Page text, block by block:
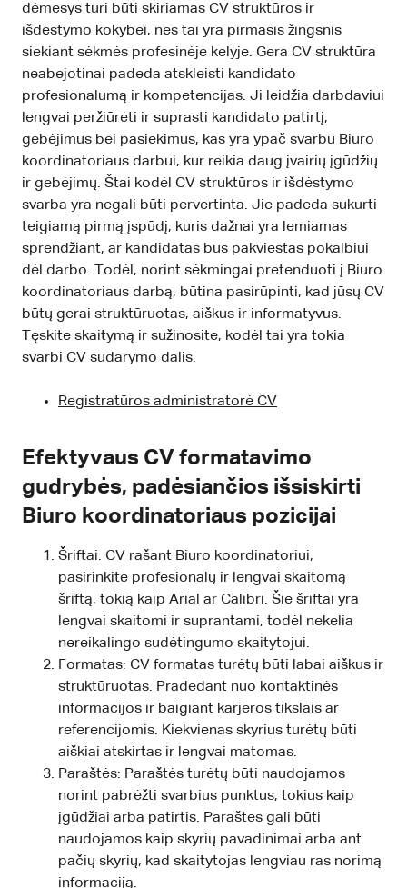
dėmesys turi būti skiriamas CV struktūros ir
išdėstymo kokybei, nes tai yra pirmasis žingsnis
siekiant sėkmės profesinėje kelyje. Gera CV struktūra
neabejotinai padeda atskleisti kandidato
profesionalumą ir kompetencijas. Ji leidžia darbdaviui
lengvai peržiūrėti ir suprasti kandidato patirtį,
gebėjimus bei pasiekimus, kas yra ypač svarbu Biuro
koordinatoriaus darbui, kur reikia daug įvairių įgūdžių
ir gebėjimų. Štai kodėl CV struktūros ir išdėstymo
svarba yra negali būti pervertinta. Jie padeda sukurti
teigiamą pirmą įspūdį, kuris dažnai yra lemiamas
sprendžiant, ar kandidatas bus pakviestas pokalbiui
dėl darbo. Todėl, norint sėkmingai pretenduoti į Biuro
koordinatoriaus darbą, būtina pasirūpinti, kad jūsų CV
būtų gerai struktūruotas, aiškus ir informatyvus.
Tęskite skaitymą ir sužinosite, kodėl tai yra tokia
svarbi CV sudarymo dalis.
Registratūros administratorė CV
Efektyvaus CV formatavimo
gudrybės, padėsiančios išsiskirti
Biuro koordinatoriaus pozicijai
Šriftai: CV rašant Biuro koordinatoriui,
pasirinkite profesionalų ir lengvai skaitomą
šriftą, tokią kaip Arial ar Calibri. Šie šriftai yra
lengvai skaitomi ir suprantami, todėl nekelia
nereikalingo sudėtingumo skaitytojui.
Formatas: CV formatas turėtų būti labai aiškus ir
struktūruotas. Pradedant nuo kontaktinės
informacijos ir baigiant karjeros tikslais ar
referencijomis. Kiekvienas skyrius turėtų būti
aiškiai atskirtas ir lengvai matomas.
Paraštės: Paraštės turėtų būti naudojamos
norint pabrėžti svarbius punktus, tokius kaip
įgūdžiai arba patirtis. Paraštes gali būti
naudojamos kaip skyrių pavadinimai arba ant
pačių skyrių, kad skaitytojas lengviau ras norimą
informaciją.